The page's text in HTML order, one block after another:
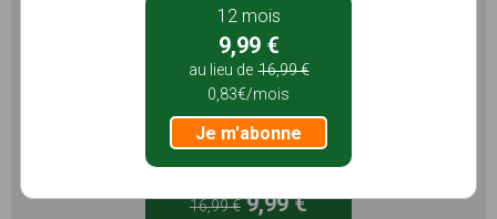
3 mois
5,99 €
1,99€/mois
Je m'abonne
12 mois
16,99 €9,99 €
12 mois
9,99 €
au lieu de 16,99 €
0,83€/mois
Je m'abonne